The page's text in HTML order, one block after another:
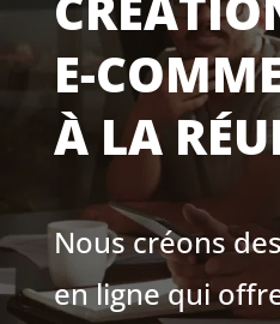
E-
À LA
Nous créons
en ligne qui